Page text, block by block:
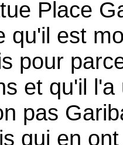
Place
qu'il est
pour
et qu'il l'a
pas
qui en